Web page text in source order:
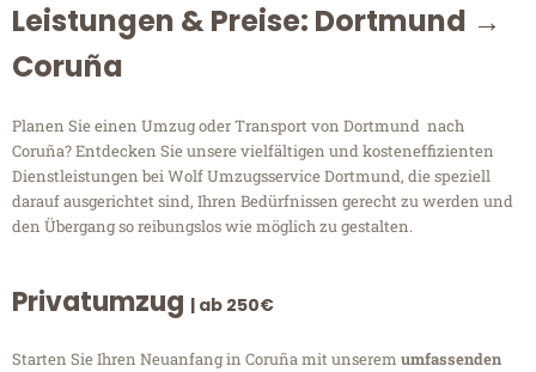
Leistungen & Preise: Dortmund →
Coruña
Planen Sie einen Umzug oder Transport von Dortmund nach
Coruña? Entdecken Sie unsere vielfältigen und kosteneffizienten
Dienstleistungen bei Wolf Umzugsservice Dortmund, die speziell
darauf ausgerichtet sind, Ihren Bedürfnissen gerecht zu werden und
den Übergang so reibungslos wie möglich zu gestalten.
Privatumzug | ab 250€
Starten Sie Ihren Neuanfang in Coruña mit unserem umfassenden